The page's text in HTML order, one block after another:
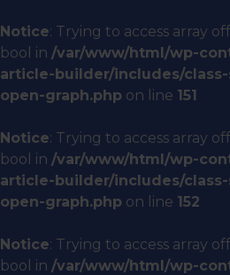
Notice: Trying to access array
bool in /var/www/html/wp-
article-builder/includes/
open-graph.php on line 151
Notice: Trying to access array
bool in /var/www/html/wp-
article-builder/includes/
open-graph.php on line 152
Notice: Trying to access array
bool in /var/www/html/wp-